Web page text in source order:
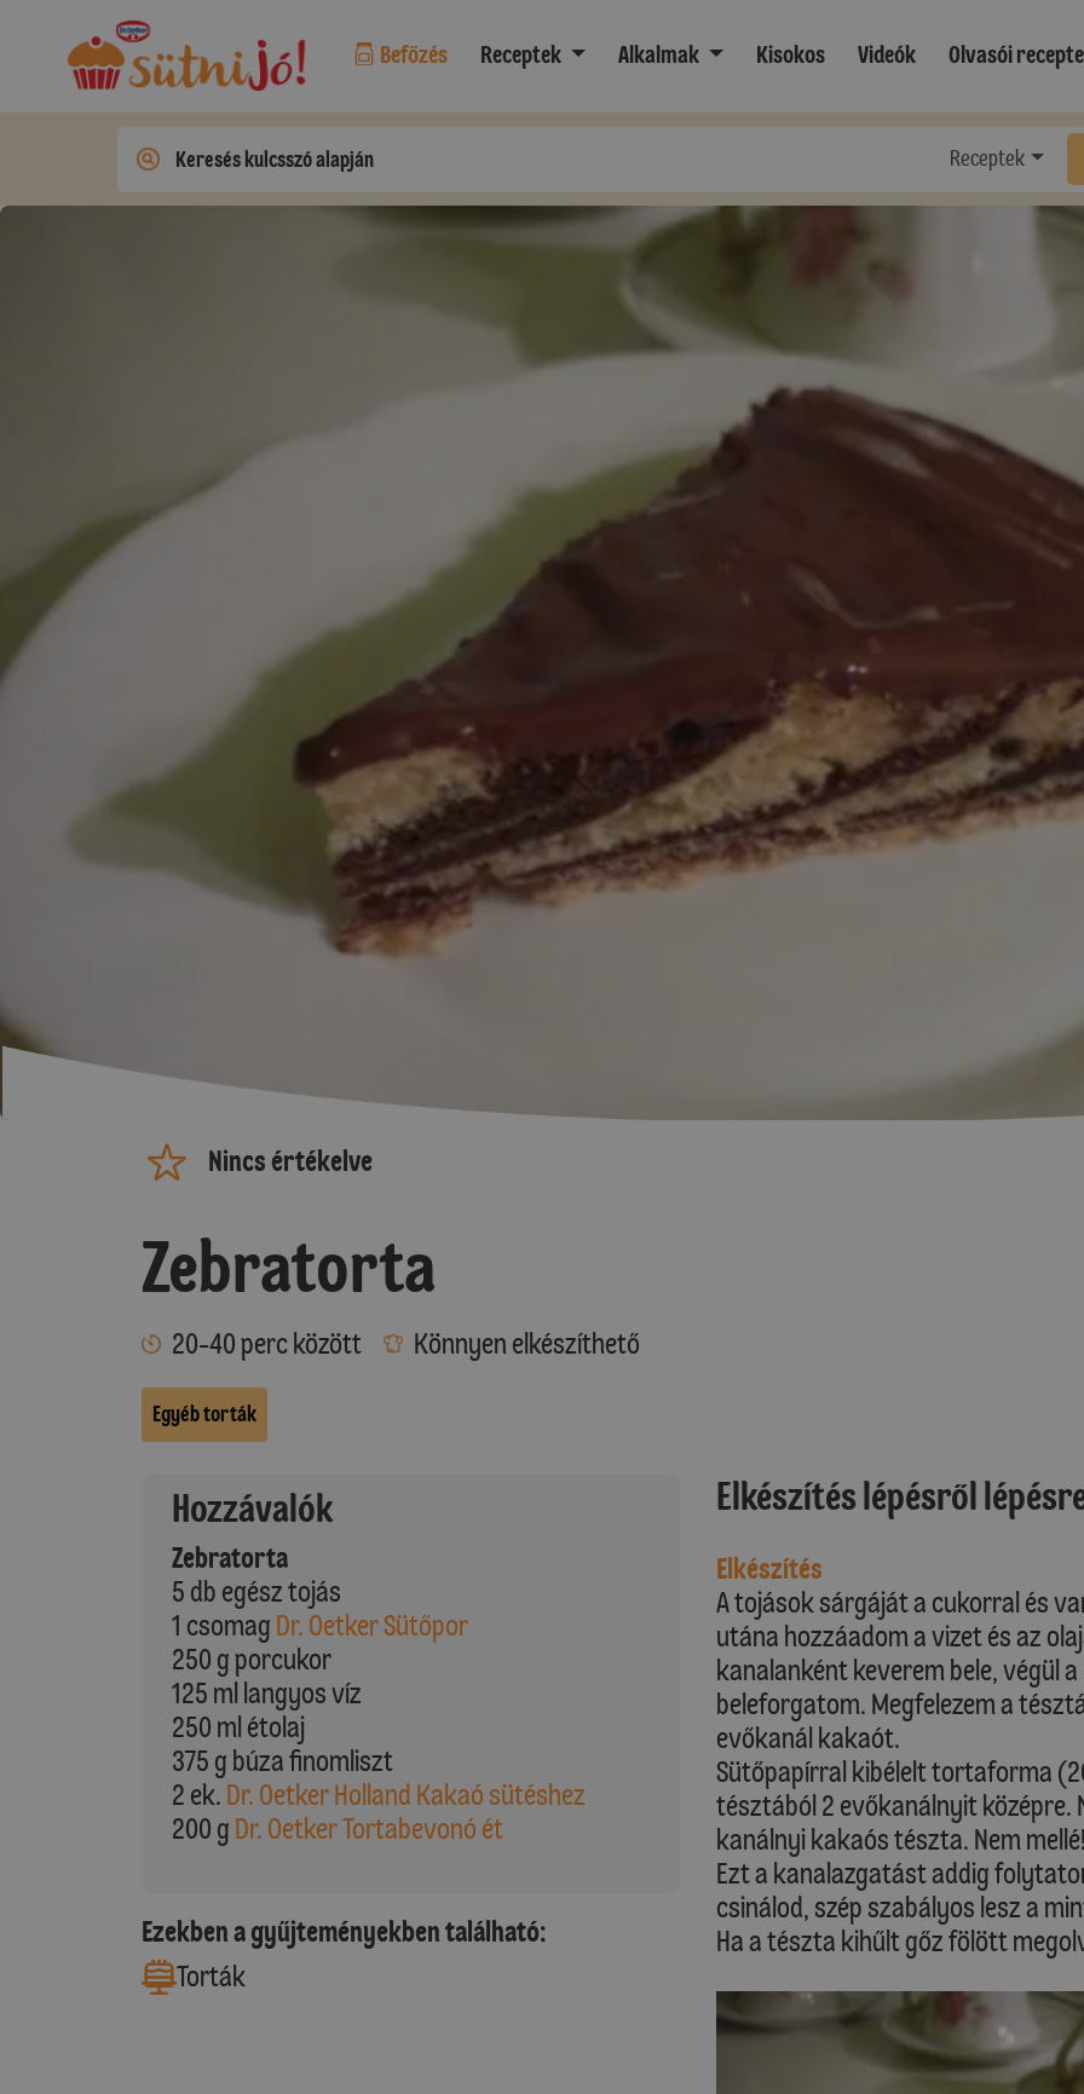
Befőzés Receptek Alkalmak Kisokos Videók Olvasói
Receptek
Nincs értékelve
Zebratorta
20-40 perc között Könnyen elkészíthető
Egyéb torták
Hozzávalók
Zebratorta
5 db egész tojás
1 csomag Dr. Oetker Sütőpor
250 g porcukor
125 ml langyos víz
250 ml étolaj
375 g búza finomliszt
2 ek. Dr. Oetker Holland Kakaó sütéshez
200 g Dr. Oetker Tortabevonó ét
Ezekben a gyűjteményekben található:
Torták
Elkészítés lépésről
Elkészítés
A tojások sárgáját a cukorral és
utána hozzáadom a vizet és az
kanalanként keverem bele, végül
beleforgatom. Megfelezem a
evőkanál kakaót.
Sütőpapírral kibélelt tortaforma
tésztából 2 evőkanálnyit középre.
kanálnyi kakaós tészta. Nem mellé!
Ezt a kanalazgatást addig
csinálod, szép szabályos lesz a
Ha a tészta kihűlt gőz fölött